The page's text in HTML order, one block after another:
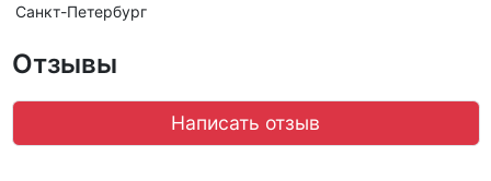
Санкт-Петербург
Отзывы
Написать отзыв